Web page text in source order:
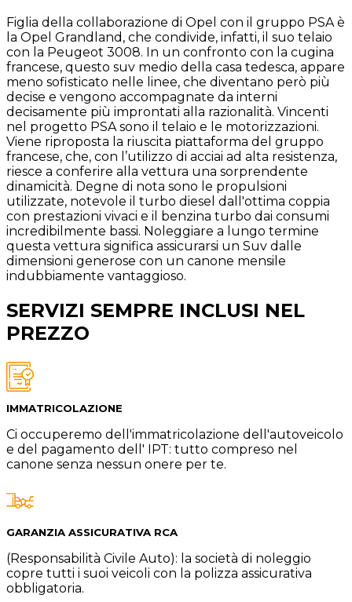
Figlia della collaborazione di Opel con il gruppo PSA è
la Opel Grandland, che condivide, infatti, il suo telaio
con la Peugeot 3008. In un confronto con la cugina
francese, questo suv medio della casa tedesca, appare
meno sofisticato nelle linee, che diventano però più
decise e vengono accompagnate da interni
decisamente più improntati alla razionalità. Vincenti
nel progetto PSA sono il telaio e le motorizzazioni.
Viene riproposta la riuscita piattaforma del gruppo
francese, che, con l’utilizzo di acciai ad alta resistenza,
riesce a conferire alla vettura una sorprendente
dinamicità. Degne di nota sono le propulsioni
utilizzate, notevole il turbo diesel dall'ottima coppia
con prestazioni vivaci e il benzina turbo dai consumi
incredibilmente bassi. Noleggiare a lungo termine
questa vettura significa assicurarsi un Suv dalle
dimensioni generose con un canone mensile
indubbiamente vantaggioso.
SERVIZI SEMPRE INCLUSI NEL
PREZZO
IMMATRICOLAZIONE
Ci occuperemo dell'immatricolazione dell'autoveicolo
e del pagamento dell' IPT: tutto compreso nel
canone senza nessun onere per te.
GARANZIA ASSICURATIVA RCA
(Responsabilità Civile Auto): la società di noleggio
copre tutti i suoi veicoli con la polizza assicurativa
obbligatoria.